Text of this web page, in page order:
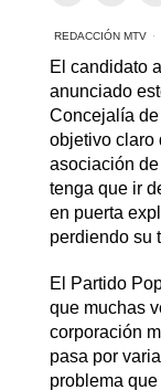
REDACCIÓN MTV
El candidato
anunciado
Concejalía de
objetivo claro
asociación
tenga que ir
en puerta
perdiendo su
El Partido
que muchas
corporación
pasa por
problema